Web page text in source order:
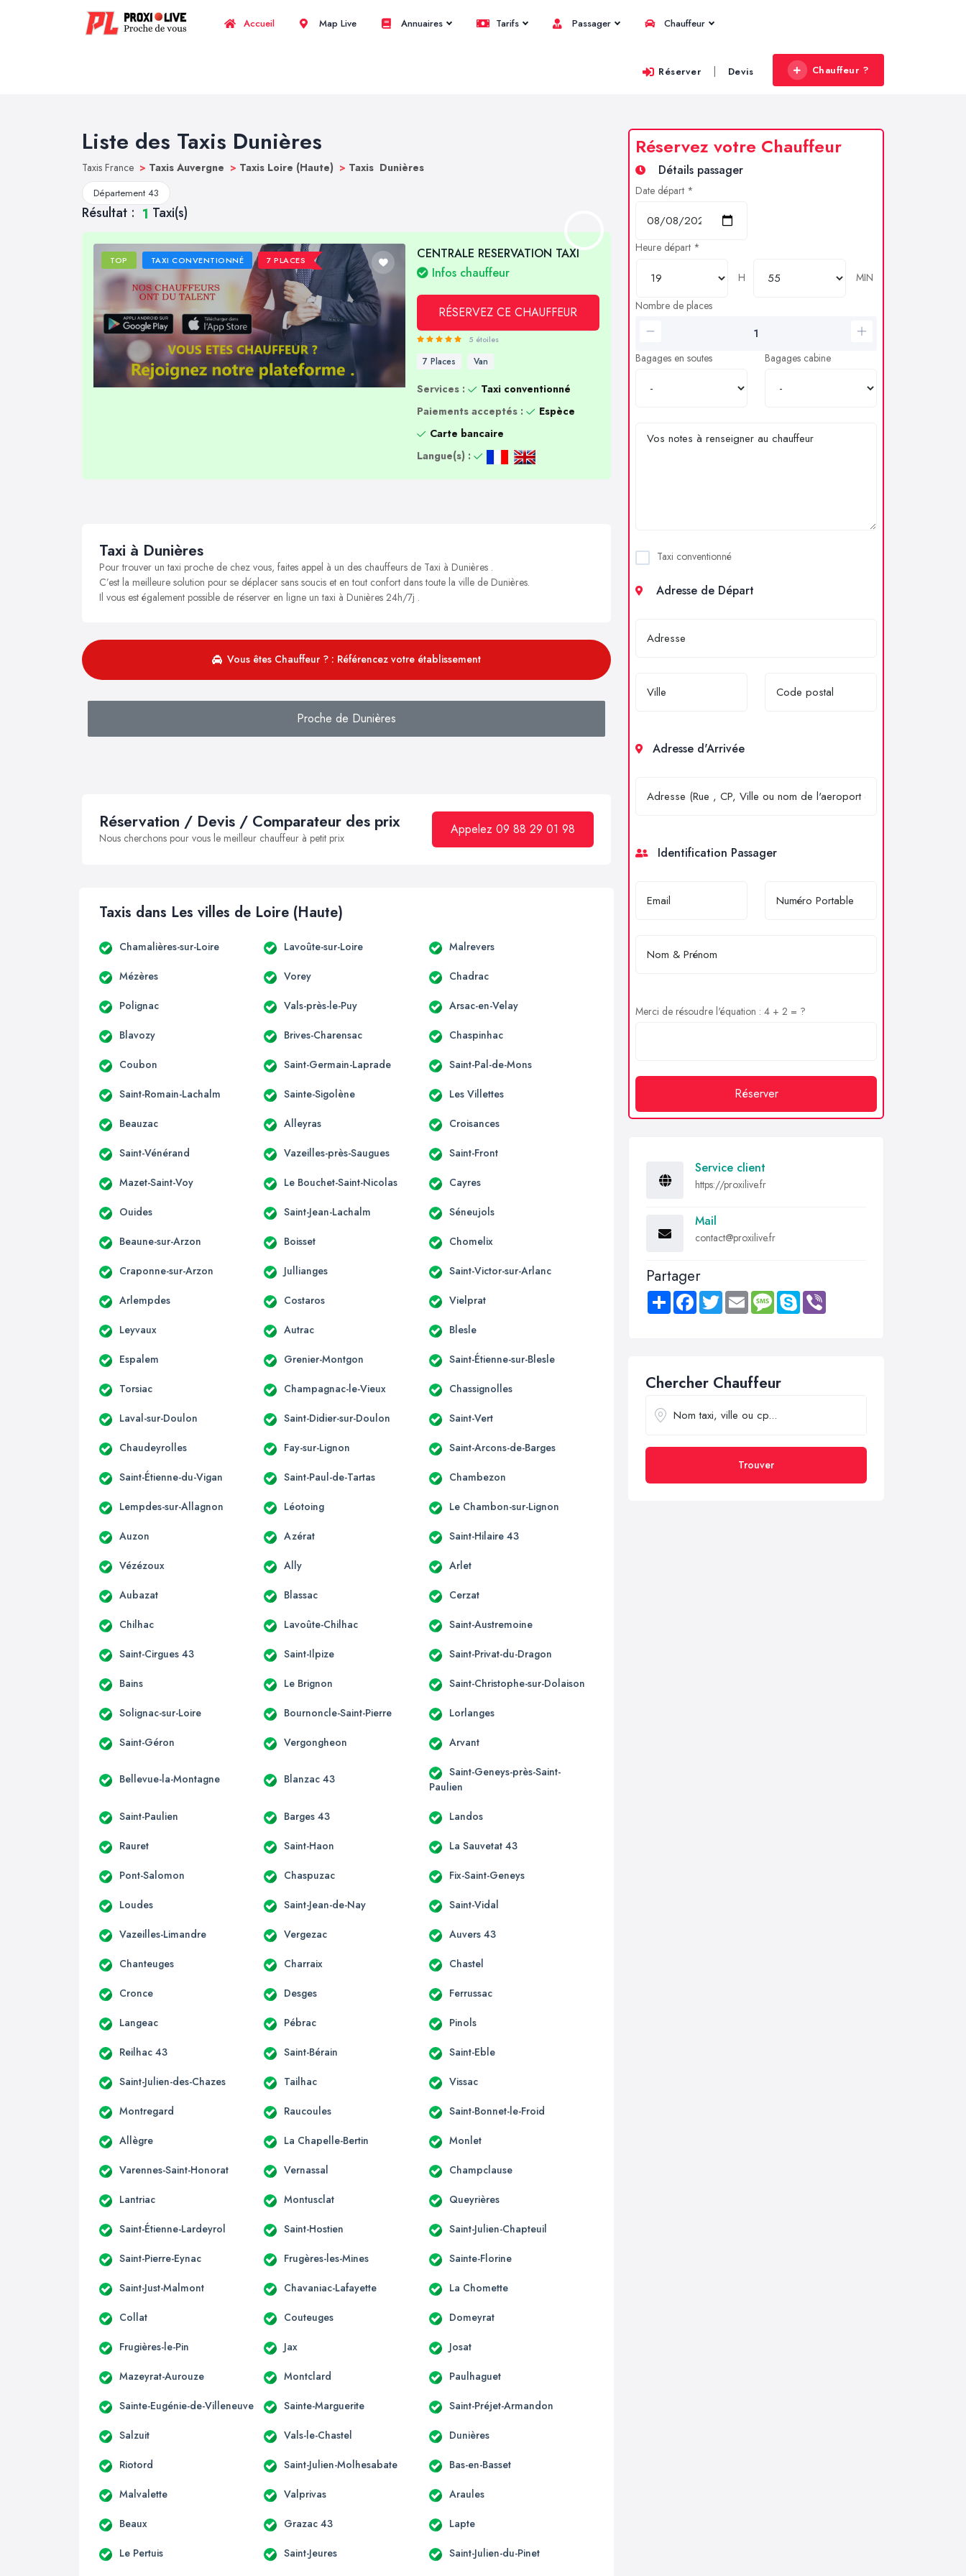
Accueil Map Live Annuaires Tarifs Passager Chauffeur
Réserver | Devis Chauffeur ?
Liste des Taxis Dunières
Taxis France > Taxis Auvergne > Taxis Loire (Haute) > Taxis Dunières
Département 43
Résultat : 1 Taxi(s)
TOP TAXI CONVENTIONNÉ 7 PLACES
CENTRALE RESERVATION TAXI
Infos chauffeur
RÉSERVEZ CE CHAUFFEUR
5 étoiles
7 Places Van
Services :
Taxi conventionné
Paiements acceptés :
Espèce
Carte bancaire
Langue(s) :
Taxi à Dunières
Pour trouver un taxi proche de chez vous, faites appel à un des chauffeurs de Taxi à Dunières .
C’est la meilleure solution pour se déplacer sans soucis et en tout confort dans toute la ville de Dunières.
Il vous est également possible de réserver en ligne un taxi à Dunières 24h/7j .
Vous êtes Chauffeur ? : Référencez votre établissement
Proche de Dunières
Réservation / Devis / Comparateur des prix
Nous cherchons pour vous le meilleur chauffeur à petit prix
Appelez 09 88 29 01 98
Taxis dans Les villes de Loire (Haute)
Chamalières-sur-Loire Lavoûte-sur-Loire Malrevers
Mézères Vorey Chadrac
Polignac Vals-près-le-Puy Arsac-en-Velay
Blavozy Brives-Charensac Chaspinhac
Coubon Saint-Germain-Laprade Saint-Pal-de-Mons
Saint-Romain-Lachalm Sainte-Sigolène Les Villettes
Beauzac Alleyras Croisances
Saint-Vénérand Vazeilles-près-Saugues Saint-Front
Mazet-Saint-Voy Le Bouchet-Saint-Nicolas Cayres
Ouides Saint-Jean-Lachalm Séneujols
Beaune-sur-Arzon Boisset Chomelix
Craponne-sur-Arzon Jullianges Saint-Victor-sur-Arlanc
Arlempdes Costaros Vielprat
Leyvaux Autrac Blesle
Espalem Grenier-Montgon Saint-Étienne-sur-Blesle
Torsiac Champagnac-le-Vieux Chassignolles
Laval-sur-Doulon Saint-Didier-sur-Doulon Saint-Vert
Chaudeyrolles Fay-sur-Lignon Saint-Arcons-de-Barges
Saint-Étienne-du-Vigan Saint-Paul-de-Tartas Chambezon
Lempdes-sur-Allagnon Léotoing Le Chambon-sur-Lignon
Auzon Azérat Saint-Hilaire 43
Vézézoux Ally Arlet
Aubazat Blassac Cerzat
Chilhac Lavoûte-Chilhac Saint-Austremoine
Saint-Cirgues 43 Saint-Ilpize Saint-Privat-du-Dragon
Bains Le Brignon Saint-Christophe-sur-Dolaison
Solignac-sur-Loire Bournoncle-Saint-Pierre Lorlanges
Saint-Géron Vergongheon Arvant
Bellevue-la-Montagne Blanzac 43
Saint-Geneys-près-Saint-
Paulien
Saint-Paulien Barges 43 Landos
Rauret Saint-Haon La Sauvetat 43
Pont-Salomon Chaspuzac Fix-Saint-Geneys
Loudes Saint-Jean-de-Nay Saint-Vidal
Vazeilles-Limandre Vergezac Auvers 43
Chanteuges Charraix Chastel
Cronce Desges Ferrussac
Langeac Pébrac Pinols
Reilhac 43 Saint-Bérain Saint-Eble
Saint-Julien-des-Chazes Tailhac Vissac
Montregard Raucoules Saint-Bonnet-le-Froid
Allègre La Chapelle-Bertin Monlet
Varennes-Saint-Honorat Vernassal Champclause
Lantriac Montusclat Queyrières
Saint-Étienne-Lardeyrol Saint-Hostien Saint-Julien-Chapteuil
Saint-Pierre-Eynac Frugères-les-Mines Sainte-Florine
Saint-Just-Malmont Chavaniac-Lafayette La Chomette
Collat Couteuges Domeyrat
Frugières-le-Pin Jax Josat
Mazeyrat-Aurouze Montclard Paulhaguet
Sainte-Eugénie-de-Villeneuve Sainte-Marguerite Saint-Préjet-Armandon
Salzuit Vals-le-Chastel Dunières
Riotord Saint-Julien-Molhesabate Bas-en-Basset
Malvalette Valprivas Araules
Beaux Grazac 43 Lapte
Le Pertuis Saint-Jeures Saint-Julien-du-Pinet
Réservez votre Chauffeur
Détails passager
Date départ *
Heure départ *
H
MIN
Nombre de places
Bagages en soutes Bagages cabine
Taxi conventionné
Adresse de Départ
Adresse d'Arrivée
Identification Passager
Merci de résoudre l'équation : 4 + 2 = ?
Réserver
Service client
https://proxilive.fr
Mail
contact@proxilive.fr
Partager
Share FacebookTwitter Email MessageSkype
Chercher Chauffeur
Trouver